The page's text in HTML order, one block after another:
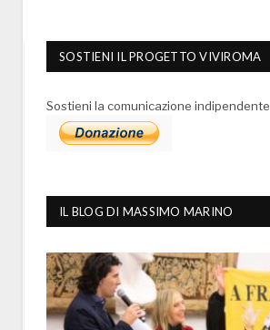
SOSTIENI IL PROGETTO VIVIROMA
Sostieni la comunicazione indipendente
IL BLOG DI MASSIMO MARINO